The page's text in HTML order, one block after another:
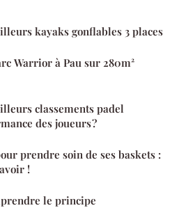
kayaks gonflables 3 places
Warrior à Pau sur 280m²
classements padel
des joueurs ?
prendre soin de ses baskets :
!
: comprendre le principe